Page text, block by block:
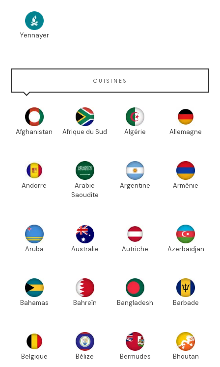
Yennayer
CUISINES
Afghanistan Afrique du Sud Algérie Allemagne
Andorre
Arabie
Saoudite
Argentine Arménie
Aruba Australie Autriche Azerbaïdjan
Bahamas Bahreïn Bangladesh Barbade
Belgique Bélize Bermudes Bhoutan